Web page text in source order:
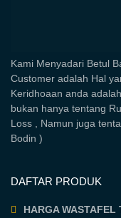
Kami Menyadari Betul
Customer adalah Hal
Keridhoaan anda
bukan hanya tentang
Loss , Namun juga
Bodin )
DAFTAR PRODUK
HARGA WASTAFEL